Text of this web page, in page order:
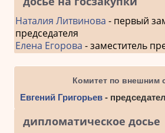
Наталия Литвинова - первый
председателя
Елена Егорова - заместитель
Комитет по внешним
Евгений Григорьев-
дипломатическое досье